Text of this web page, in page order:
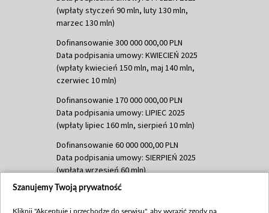
(wpłaty styczeń 90 mln, luty 130 mln,
marzec 130 mln)
Dofinansowanie 300 000 000,00 PLN
Data podpisania umowy: KWIECIEŃ 2025
(wpłaty kwiecień 150 mln, maj 140 mln,
czerwiec 10 mln)
Dofinansowanie 170 000 000,00 PLN
Data podpisania umowy: LIPIEC 2025
(wpłaty lipiec 160 mln, sierpień 10 mln)
Dofinansowanie 60 000 000,00 PLN
Data podpisania umowy: SIERPIEŃ 2025
(wpłata wrzesień 60 mln)
Dofinansowanie 635 783 051,21 PLN
Szanujemy Twoją prywatność
Kliknij "Akceptuję i przechodzę do serwisu", aby wyrazić zgody na